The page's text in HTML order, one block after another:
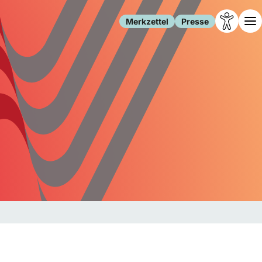
Merkzettel Presse
Leben
Familie
Freizeit
Gesundheit
Internet
Gesellschaft
Forschung
Migration
Polizei